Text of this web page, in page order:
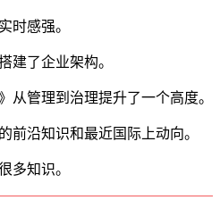
时感强。
建了企业架构。
从管理到治理提升了一个高度。
前沿知识和最近国际上动向。
多知识。